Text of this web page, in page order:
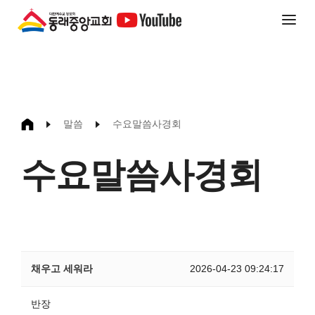
말씀 수요말씀사경회
수요말씀사경회
채우고 세워라 2026-04-23 09:24:17
반장